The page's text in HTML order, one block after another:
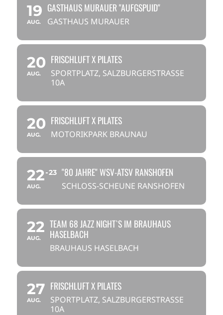
19
AUG.
GASTHAUS MURAUER "AUFGSPUID"
GASTHAUS MURAUER
20
AUG.
FRISCHLUFT X PILATES
SPORTPLATZ, SALZBURGERSTRASSE 1
0A
20
AUG.
FRISCHLUFT X PILATES
MOTORIKPARK BRAUNAU
22
AUG.
23 "80 JAHRE" WSV-ATSV RANSHOFEN
SCHLOSS-SCHEUNE RANSHOFEN
22
AUG.
TEAM 68 JAZZ NIGHT`S IM BRAUHAUS
HASELBACH
BRAUHAUS HASELBACH
27
AUG.
FRISCHLUFT X PILATES
SPORTPLATZ, SALZBURGERSTRASSE 1
0A